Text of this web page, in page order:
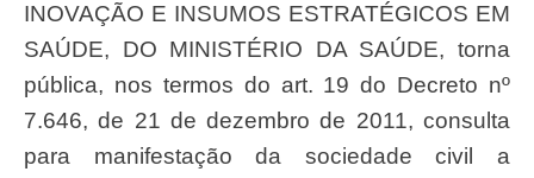
INOVAÇÃO E INSUMOS ESTRATÉGICOS EM
SAÚDE, DO MINISTÉRIO DA SAÚDE, torna
pública, nos termos do art. 19 do Decreto nº
7.646, de 21 de dezembro de 2011, consulta
para manifestação da sociedade civil a